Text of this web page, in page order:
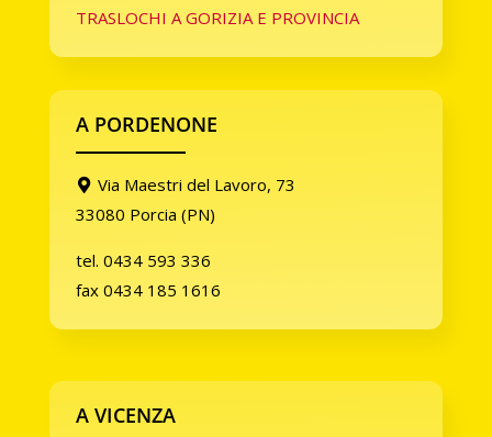
TRASLOCHI A GORIZIA E PROVINCIA
A PORDENONE
Via Maestri del Lavoro, 73
33080 Porcia (PN)
tel. 0434 593 336
fax 0434 185 1616
A VICENZA